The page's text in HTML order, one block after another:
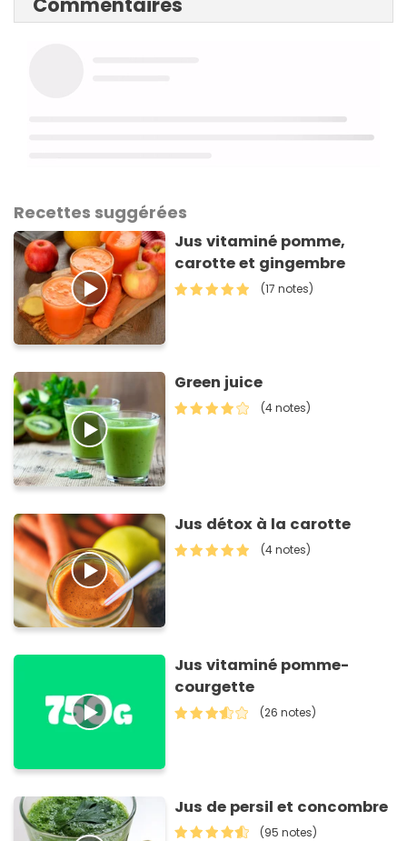
Recettes suggérées
Jus vitaminé pomme,
carotte et gingembre
(17 notes)
Green juice
(4 notes)
Jus détox à la carotte
(4 notes)
Jus vitaminé pomme-
courgette
(26 notes)
Jus de persil et concombre
(95 notes)